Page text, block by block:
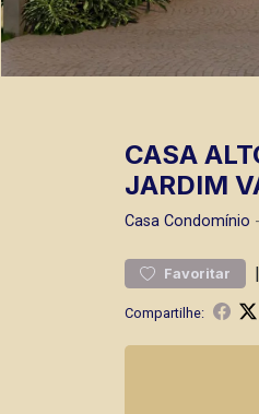
CASA
JARDIM
Casa Condomínio -
Favoritar |
Compartilhe: